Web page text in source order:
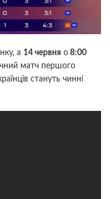
а 14 червня о 8:00
матч першого
стануть чинні